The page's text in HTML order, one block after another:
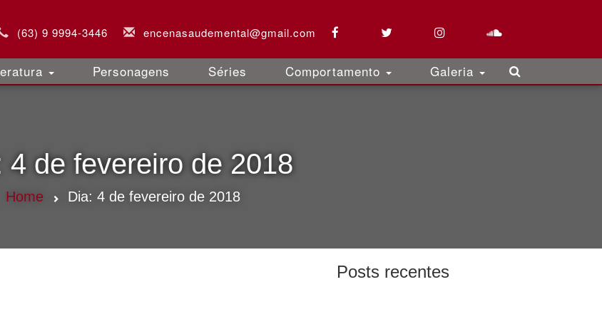
(63) 9 9994-3446 encenasaudemental@gmail.com
Personagens Séries Comportamento Galeria
4 de fevereiro de 2018
Home Dia: 4 de fevereiro de 2018
Posts recentes